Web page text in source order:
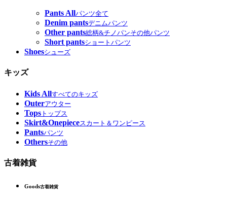
Pants Allパンツ全て
Denim pantsデニムパンツ
Other pants総柄&チノパンその他パンツ
Short pantsショートパンツ
Shoesシューズ
キッズ
Kids Allすべてのキッズ
Outerアウター
Tops トップス
Skirt&Onepieceスカート＆ワンピース
Pantsパンツ
Othersその他
古着雑貨
Goods古着雑貨